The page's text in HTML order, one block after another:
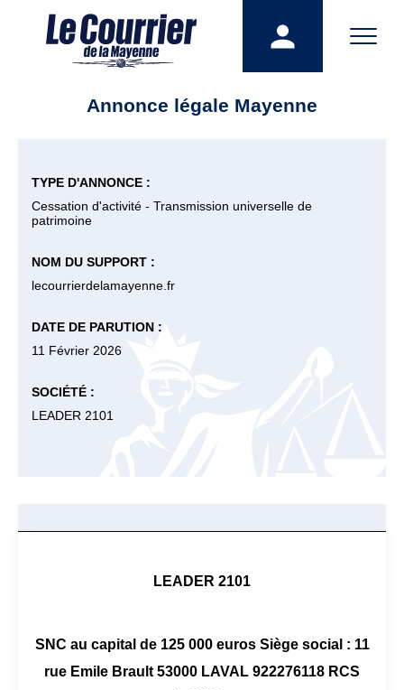
Annonce légale Mayenne
TYPE D'ANNONCE :
Cessation d'activité - Transmission universelle de
patrimoine
NOM DU SUPPORT :
lecourrierdelamayenne.fr
DATE DE PARUTION :
11 Février 2026
SOCIÉTÉ :
LEADER 2101
LEADER 2101
SNC au capital de 125 000 euros Siège social : 11
rue Emile Brault 53000 LAVAL 922276118 RCS